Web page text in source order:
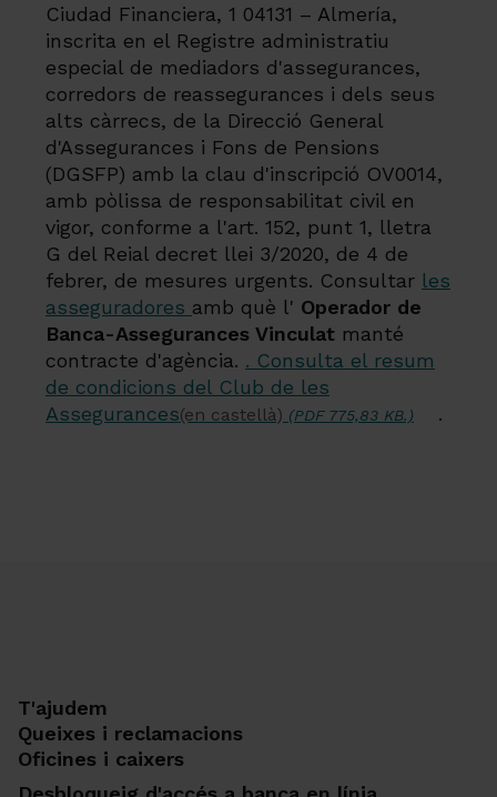
Ciudad Financiera, 1 04131 – Almería,
inscrita en el Registre administratiu
especial de mediadors d'assegurances,
corredors de reassegurances i dels seus
alts càrrecs, de la Direcció General
d'Assegurances i Fons de Pensions
(DGSFP) amb la clau d'inscripció OV0014,
amb pòlissa de responsabilitat civil en
vigor, conforme a l'art. 152, punt 1, lletra
G del Reial decret llei 3/2020, de 4 de
febrer, de mesures urgents. Consultar les
asseguradores amb què l' Operador de
Banca-Assegurances Vinculat manté
contracte d'agència. . Consulta el resum
de condicions del Club de les
Assegurances(en castellà) (PDF 775,83 KB.) .
T'ajudem
Queixes i reclamacions
Oficines i caixers